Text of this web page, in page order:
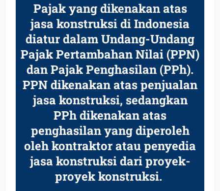
Pajak yang dikenakan atas
jasa konstruksi di Indonesia
diatur dalam Undang-Undang
Pajak Pertambahan Nilai (PPN)
dan Pajak Penghasilan (PPh).
PPN dikenakan atas penjualan
jasa konstruksi, sedangkan
PPh dikenakan atas
penghasilan yang diperoleh
oleh kontraktor atau penyedia
jasa konstruksi dari proyek-
proyek konstruksi.